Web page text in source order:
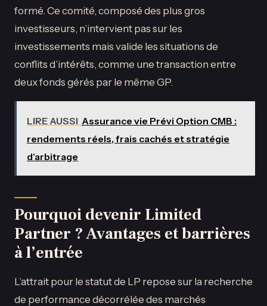
formé. Ce comité, composé des plus gros
investisseurs, n’intervient pas sur les
investissements mais valide les situations de
conflits d’intérêts, comme une transaction entre
deux fonds gérés par le même GP.
LIRE AUSSI Assurance vie Prévi Option CMB :
rendements réels, frais cachés et stratégie
d'arbitrage
Pourquoi devenir Limited
Partner ? Avantages et barrières
à l’entrée
L’attrait pour le statut de LP repose sur la recherche
de performance décorrélée des marchés